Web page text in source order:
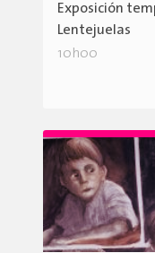
Exposición
Lentejuelas
10h00